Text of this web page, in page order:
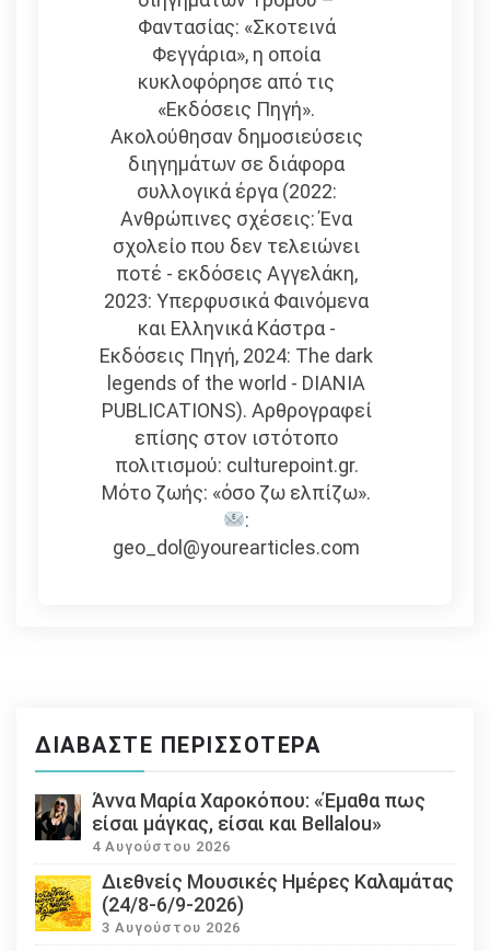
Φαντασίας: «Σκοτεινά
Φεγγάρια», η οποία
κυκλοφόρησε από τις
«Εκδόσεις Πηγή».
Ακολούθησαν δημοσιεύσεις
διηγημάτων σε διάφορα
συλλογικά έργα (2022:
Ανθρώπινες σχέσεις: Ένα
σχολείο που δεν τελειώνει
ποτέ - εκδόσεις Αγγελάκη,
2023: Υπερφυσικά Φαινόμενα
και Ελληνικά Κάστρα -
Εκδόσεις Πηγή, 2024: The dark
legends of the world - DIANIA
PUBLICATIONS). Αρθρογραφεί
επίσης στον ιστότοπο
πολιτισμού: culturepoint.gr.
Μότο ζωής: «όσο ζω ελπίζω».
:
geo_dol@yourearticles.com
ΔΙΑΒΆΣΤΕ ΠΕΡΙΣΣΌΤΕΡΑ
Άννα Μαρία Χαροκόπου: «Έμαθα πως
είσαι μάγκας, είσαι και Bellalou»
4 Αυγούστου 2026
Διεθνείς Μουσικές Ημέρες Καλαμάτας
(24/8-6/9-2026)
3 Αυγούστου 2026